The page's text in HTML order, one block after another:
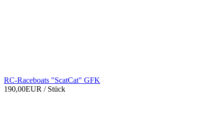
RC-Raceboats "ScatCat" GFK
190,00EUR / Stück